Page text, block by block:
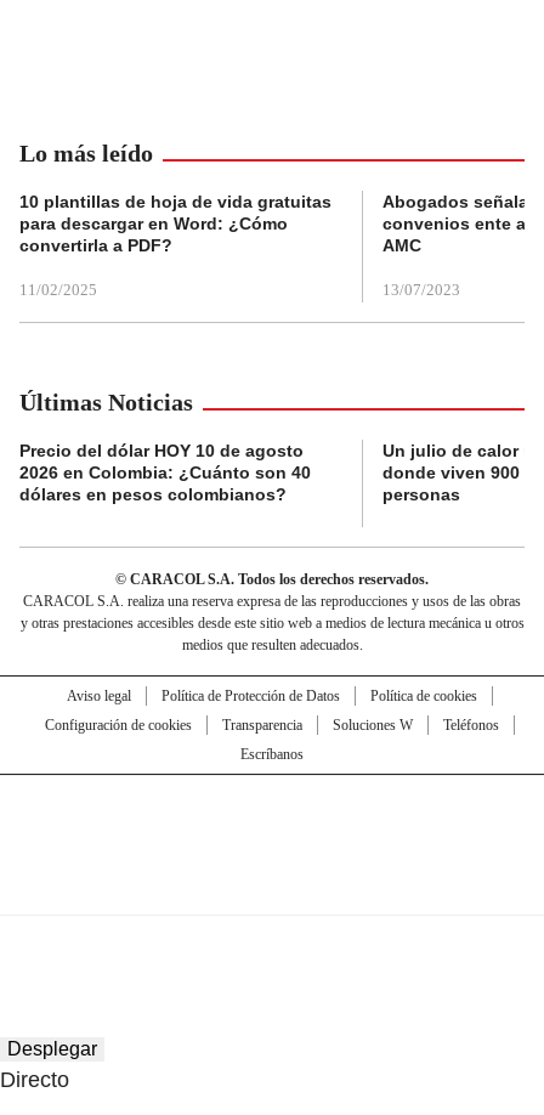
Lo más leído
10 plantillas de hoja de vida gratuitas
para descargar en Word: ¿Cómo
convertirla a PDF?
11/02/2025
Abogados
convenios ente
AMC
13/07/2023
Últimas Noticias
Precio del dólar HOY 10 de agosto
2026 en Colombia: ¿Cuánto son 40
dólares en pesos colombianos?
Un julio de calor
donde viven 900
personas
© CARACOL S.A. Todos los derechos reservados.
CARACOL S.A. realiza una reserva expresa de las reproducciones y usos de las obras
y otras prestaciones accesibles desde este sitio web a medios de lectura mecánica u otros
medios que resulten adecuados.
Aviso legal Política de Protección de Datos
Política de cookies
Configuración de cookies
Transparencia Soluciones W
Teléfonos
Escríbanos
Desplegar
Directo